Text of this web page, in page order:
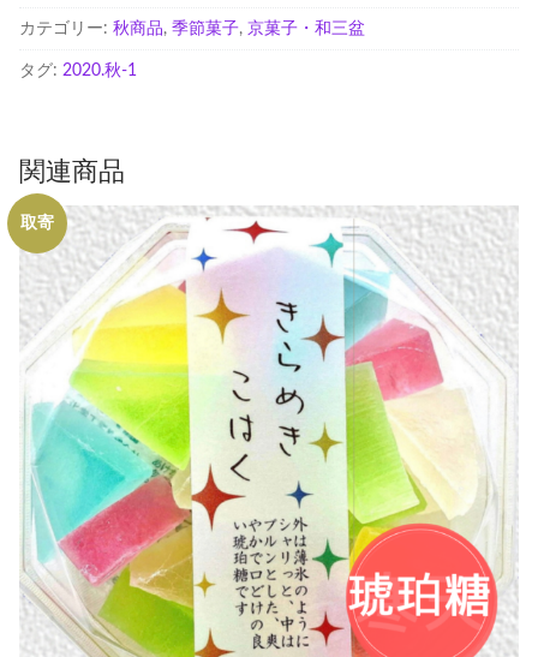
カテゴリー: 秋商品, 季節菓子, 京菓子・和三盆
タグ: 2020.秋-1
関連商品
取寄